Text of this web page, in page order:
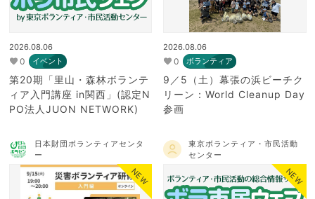
2026.08.06
0 イベント
第20期「里山・森林ボランテ
ィア入門講座 in関西」(認定N
PO法人JUON NETWORK)
2026.08.06
0 ボランティア
9／5（土）幕張の浜ビーチク
リーン：World Cleanup Day
参画
日本財団ボランティアセンタ
ー
NEW
東京ボランティア・市民活動
センター
NEW